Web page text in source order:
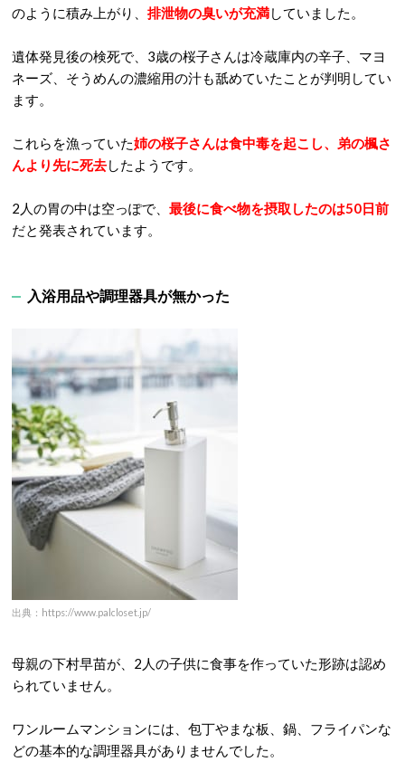
のように積み上がり、 排泄物の臭いが充満していました。
遺体発見後の検死で、3歳の桜子さんは冷蔵庫内の辛子、マヨ
ネーズ、そうめんの濃縮用の汁も舐めていたことが判明してい
ます。
これらを漁っていた姉の桜子さんは食中毒を起こし、弟の楓さ
んより先に死去したようです。
2人の胃の中は空っぽで、 最後に食べ物を摂取したのは50日前
だと発表されています。
入浴用品や調理器具が無かった
出典：https://www.palcloset.jp/
母親の下村早苗が、2人の子供に食事を作っていた形跡は認め
られていません。
ワンルームマンションには、包丁やまな板、鍋、フライパンな
どの基本的な調理器具がありませんでした。